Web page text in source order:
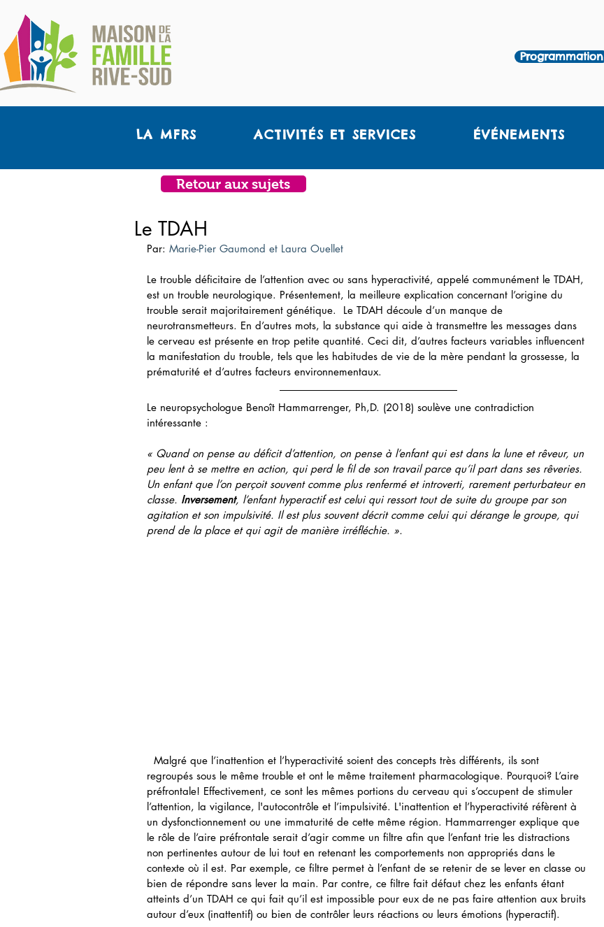
Programmation
LA MFRS ACTIVITÉS ET SERVICES ÉVÉNEMENTS
Retour aux sujets
Le TDAH
Par: Marie-Pier Gaumond et Laura Ouellet
Le trouble déficitaire de l’attention avec ou sans hyperactivité, appelé communément le TDAH,
est un trouble neurologique. Présentement, la meilleure explication concernant l’origine du
trouble serait majoritairement génétique.  Le TDAH découle d’un manque de
neurotransmetteurs. En d’autres mots, la substance qui aide à transmettre les messages dans
le cerveau est présente en trop petite quantité. Ceci dit, d’autres facteurs variables influencent
la manifestation du trouble, tels que les habitudes de vie de la mère pendant la grossesse, la
prématurité et d’autres facteurs environnementaux.
Le neuropsychologue Benoît Hammarrenger, Ph,D. (2018) soulève une contradiction
intéressante :
« Quand on pense au déficit d’attention, on pense à l’enfant qui est dans la lune et rêveur, un
peu lent à se mettre en action, qui perd le fil de son travail parce qu’il part dans ses rêveries.
Un enfant que l’on perçoit souvent comme plus renfermé et introverti, rarement perturbateur en
classe. Inversement, l’enfant hyperactif est celui qui ressort tout de suite du groupe par son
agitation et son impulsivité. Il est plus souvent décrit comme celui qui dérange le groupe, qui
prend de la place et qui agit de manière irréfléchie. ».
regroupés sous le même trouble et ont le même traitement pharmacologique. Pourquoi? L’aire
préfrontale! Effectivement, ce sont les mêmes portions du cerveau qui s’occupent de stimuler
l’attention, la vigilance, l'autocontrôle et l’impulsivité. L'inattention et l’hyperactivité réfèrent à
un dysfonctionnement ou une immaturité de cette même région. Hammarrenger explique que
le rôle de l’aire préfrontale serait d’agir comme un filtre afin que l’enfant trie les distractions
non pertinentes autour de lui tout en retenant les comportements non appropriés dans le
contexte où il est. Par exemple, ce filtre permet à l’enfant de se retenir de se lever en classe ou
bien de répondre sans lever la main. Par contre, ce filtre fait défaut chez les enfants étant
atteints d’un TDAH ce qui fait qu’il est impossible pour eux de ne pas faire attention aux bruits
autour d’eux (inattentif) ou bien de contrôler leurs réactions ou leurs émotions (hyperactif).